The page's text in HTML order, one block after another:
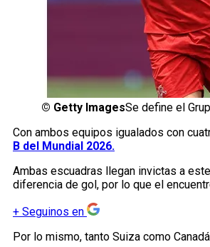
© Getty ImagesSe define el
Con ambos equipos igualados con
B del Mundial 2026.
Ambas escuadras llegan invictas a
diferencia de gol, por lo que el
+ Seguinos en
Por lo mismo, tanto Suiza como